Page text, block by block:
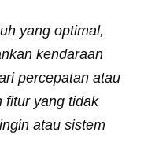
yang optimal,
kendaraan
percepatan atau
fitur yang tidak
atau sistem